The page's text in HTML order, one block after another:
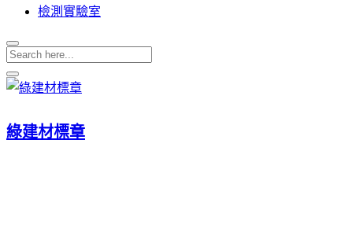
檢測實驗室
綠建材標章